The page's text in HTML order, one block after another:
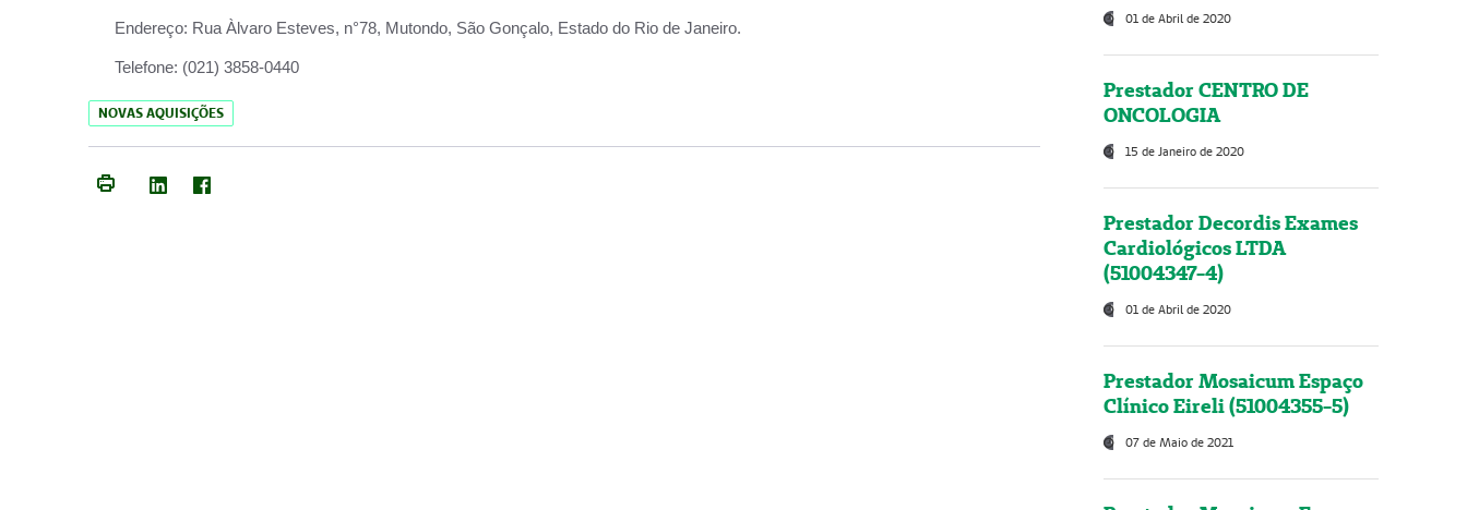
Endereço: Rua Àlvaro Esteves, n°78, Mutondo, São Gonçalo, Estado do Rio de Janeiro.
Telefone: (021) 3858-0440
NOVAS AQUISIÇÕES
01 de Abril de 2020
Prestador CENTRO DE
ONCOLOGIA
15 de Janeiro de 2020
Prestador Decordis Exames
Cardiológicos LTDA
(51004347-4)
01 de Abril de 2020
Prestador Mosaicum Espaço
Clínico Eireli (51004355-5)
07 de Maio de 2021